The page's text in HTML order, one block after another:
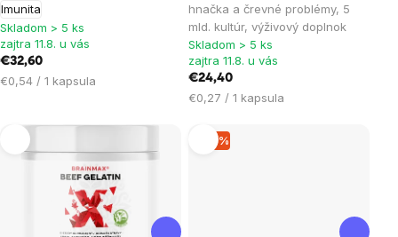
Imunita
5,0
z
5
hviezdičiek.
Skladom > 5 ks
zajtra 11.8. u vás
€32,60
Jednotková
€0,54 / 1 kapsula
hnačka a črevné problémy, 5
mld. kultúr, výživový doplnok
5,0
z
5
hviezdičiek.
Skladom > 5 ks
zajtra 11.8. u vás
€24,40
Jednotková
€0,27 / 1 kapsula
–10 %